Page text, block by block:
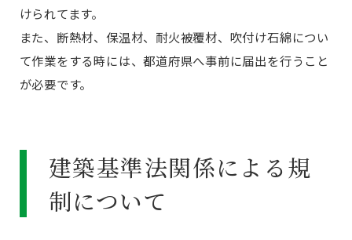
けられてます。
また、断熱材、保温材、耐火被覆材、吹付け石綿につい
て作業をする時には、都道府県へ事前に届出を行うこと
が必要です。
建築基準法関係による規
制について